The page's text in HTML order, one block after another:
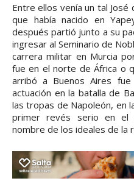
Entre ellos venía un tal José
que había nacido en
después partió junto a su
ingresar al Seminario de
carrera militar en Murcia
fue en el norte de África o
arribó a Buenos Aires
actuación en la batalla de
las tropas de Napoleón, en
primer revés serio en el
nombre de los ideales de la